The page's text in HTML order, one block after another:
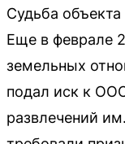
Судьба
Еще в феврале
земельных
подал иск к
развлечений